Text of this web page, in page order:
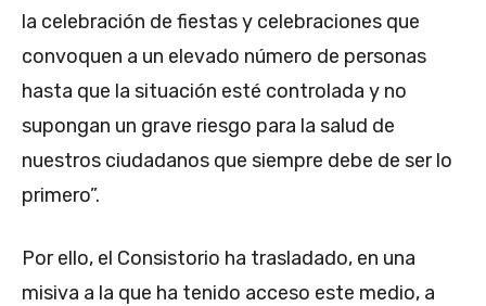
la celebración de fiestas y celebraciones que
convoquen a un elevado número de personas
hasta que la situación esté controlada y no
supongan un grave riesgo para la salud de
nuestros ciudadanos que siempre debe de ser lo
primero”.
Por ello, el Consistorio ha trasladado, en una
misiva a la que ha tenido acceso este medio, a